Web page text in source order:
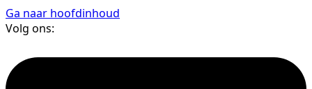
Ga naar hoofdinhoud
Volg ons: